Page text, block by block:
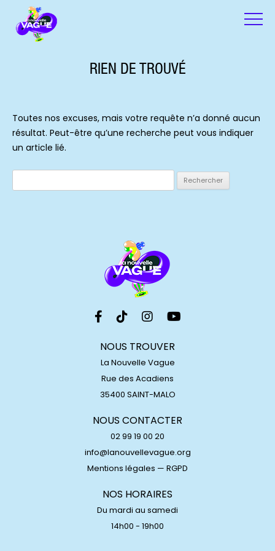
RIEN DE TROUVÉ
Toutes nos excuses, mais votre requête n’a donné aucun
résultat. Peut-être qu’une recherche peut vous indiquer
un article lié.
NOUS TROUVER
La Nouvelle Vague
Rue des Acadiens
35400 SAINT-MALO
NOUS CONTACTER
02 99 19 00 20
info@lanouvellevague.org
Mentions légales — RGPD
NOS HORAIRES
Du mardi au samedi
14h00 - 19h00